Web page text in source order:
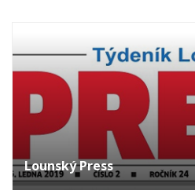
Lounský Press